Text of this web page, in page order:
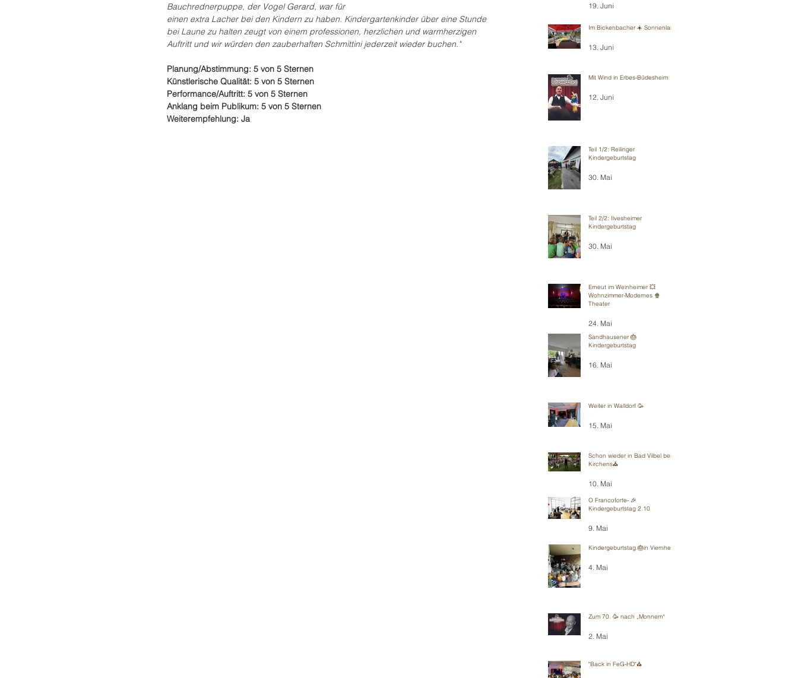
Bauchrednerpuppe, der Vogel Gerard, war für
einen extra Lacher bei den Kindern zu haben. Kindergartenkinder über eine Stunde
bei Laune zu halten zeugt von einem professionen, herzlichen und warmherzigen
Auftritt und wir würden den zauberhaften Schmittini jederzeit wieder buchen."
Planung/Abstimmung: 5 von 5 Sternen
Künstlerische Qualität: 5 von 5 Sternen
Performance/Auftritt: 5 von 5 Sternen
Anklang beim Publikum: 5 von 5 Sternen
Weiterempfehlung: Ja
19. Juni
Im Bickenbacher ☀️ Sonnenland
13. Juni
Mit Wind in Erbes-Büdesheim
12. Juni
Teil 1/2: Reilinger
Kindergeburtstag
30. Mai
Teil 2/2: Ilvesheimer
Kindergeburtstag
30. Mai
Erneut im Weinheimer 💥
Wohnzimmer-Modernes 🍿
Theater
24. Mai
Sandhausener 🎂
Kindergeburtstag
16. Mai
Weiter in Walldorf 🥳
15. Mai
Schon wieder in Bad Vilbel bei
Kirchens⛪️
10. Mai
O Francoforte- 🎉
Kindergeburtstag 2.10
9. Mai
Kindergeburtstag 🎂in Viernheim
4. Mai
Zum 70. 🥳 nach „Monnem“
2. Mai
"Back in FeG-HD"⛪️